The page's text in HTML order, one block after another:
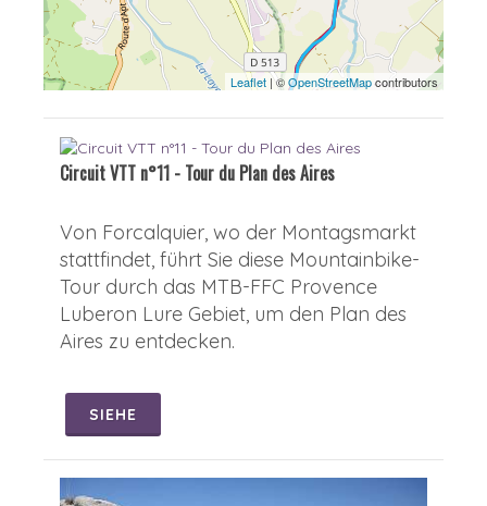
Leaflet | ©OpenStreetMapcontributors
Circuit VTT n°11 - Tour du Plan des Aires
Von Forcalquier, wo der Montagsmarkt
stattfindet, führt Sie diese Mountainbike-
Tour durch das MTB-FFC Provence
Luberon Lure Gebiet, um den Plan des
Aires zu entdecken.
SIEHE